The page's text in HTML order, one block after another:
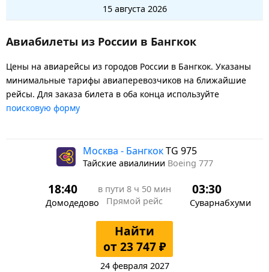
15 августа 2026
Авиабилеты из России в Бангкок
Цены на авиарейсы из городов России в Бангкок. Указаны
минимальные тарифы авиаперевозчиков на ближайшие
рейсы. Для заказа билета в оба конца используйте
поисковую форму
Москва - БангкокTG 975
Тайские авиалинии Boeing 777
18:40
Домодедово
в пути 8 ч 50 мин
Прямой рейс
03:30
Суварнабхуми
Найти
от 23 747 ₽
24 февраля 2027